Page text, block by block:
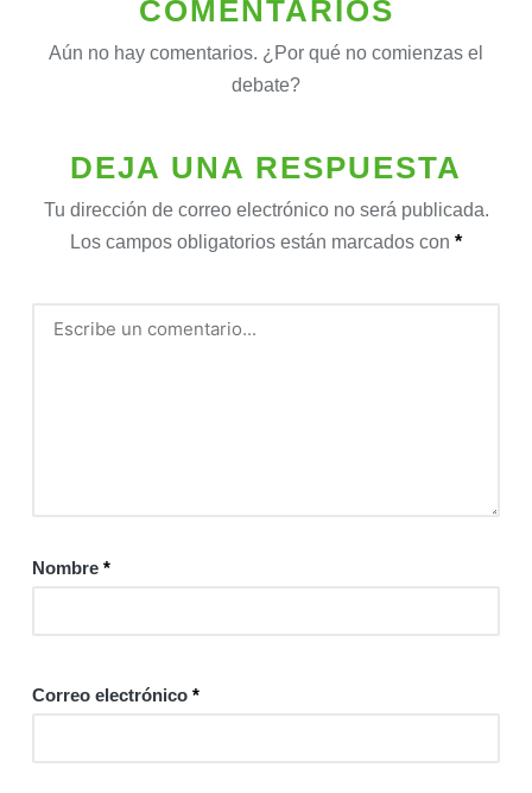
COMENTARIOS
Aún no hay comentarios. ¿Por qué no comienzas el
debate?
DEJA UNA RESPUESTA
Tu dirección de correo electrónico no será publicada.
Los campos obligatorios están marcados con *
Nombre *
Correo electrónico *